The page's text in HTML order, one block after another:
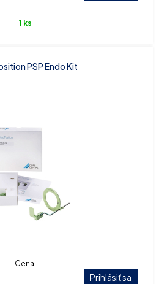
1 ks
PSP Endo Kit
Cena:
Prihlásiť sa